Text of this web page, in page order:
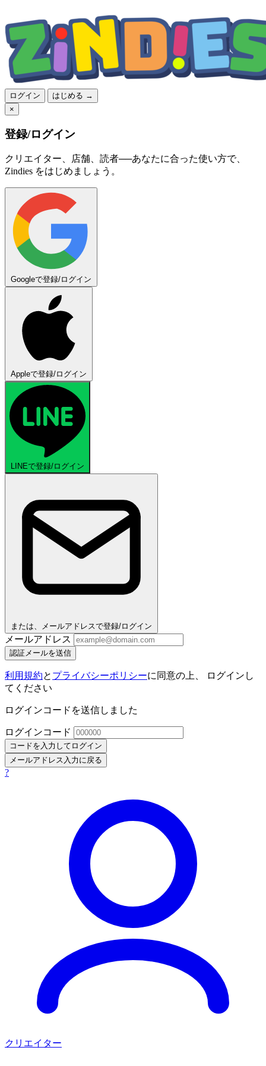
ログイン
はじめる →
×
登録/ログイン
クリエイター、店舗、読者──あなたに合った使い方で、
Zindies をはじめましょう。
Googleで登録/ログイン
Appleで登録/ログイン
LINEで登録/ログイン
または、メールアドレスで登録/ログイン
メールアドレス
認証メールを送信
利用規約と プライバシーポリシーに同意の上、 ログインし
てください
ログインコードを送信しました
ログインコード
コードを入力してログイン
メールアドレス入力に戻る
?
クリエイター